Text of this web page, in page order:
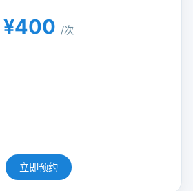
¥400 /次
立即预约